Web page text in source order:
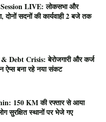
LIVE: लोकसभा और
दोनों सदनों की कार्यवाही 2 बजे तक
Debt Crisis: बेरोजगारी और कर्ज
ऐप्स बना रहे नया संकट
150 KM की रफ्तार से आया
सुरक्षित स्थानों पर भेजे गए